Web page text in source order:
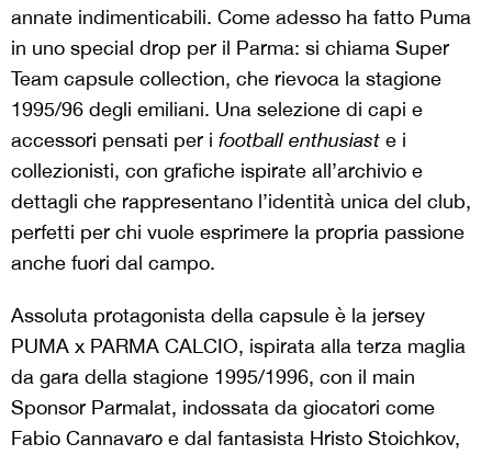
annate indimenticabili. Come adesso ha fatto Puma
in uno special drop per il Parma: si chiama Super
Team capsule collection, che rievoca la stagione
1995/96 degli emiliani. Una selezione di capi e
accessori pensati per i football enthusiast e i
collezionisti, con grafiche ispirate all’archivio e
dettagli che rappresentano l’identità unica del club,
perfetti per chi vuole esprimere la propria passione
anche fuori dal campo.
Assoluta protagonista della capsule è la jersey
PUMA x PARMA CALCIO, ispirata alla terza maglia
da gara della stagione 1995/1996, con il main
Sponsor Parmalat, indossata da giocatori come
Fabio Cannavaro e dal fantasista Hristo Stoichkov,